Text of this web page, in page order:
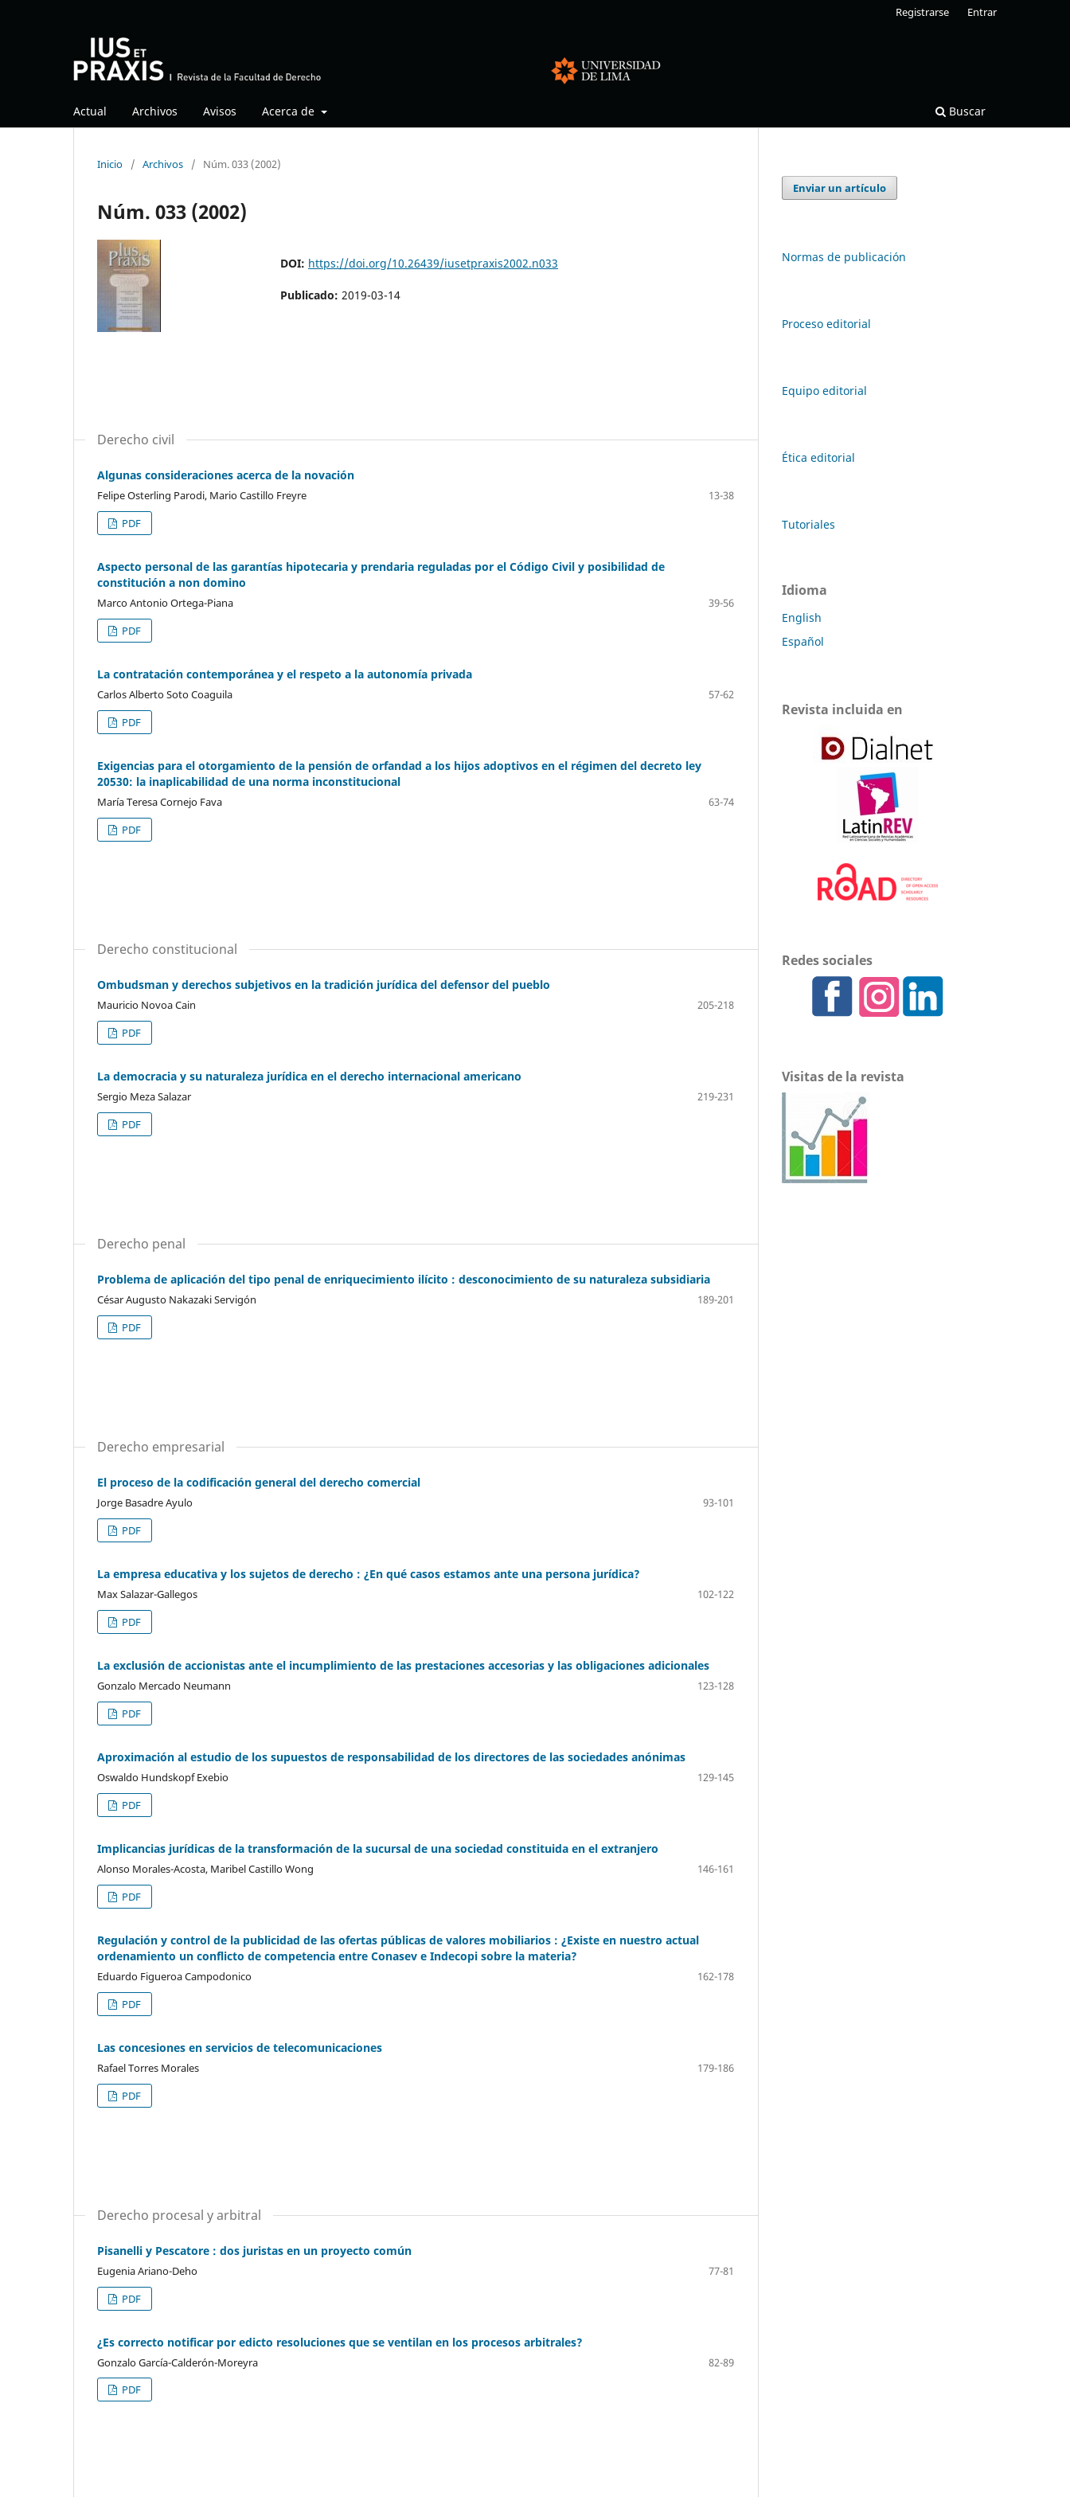
Actual Archivos Avisos Acerca de Buscar
Registrarse Entrar
Inicio / Archivos / Núm. 033 (2002)
Núm. 033 (2002)
DOI: https://doi.org/10.26439/iusetpraxis2002.n033
Publicado: 2019-03-14
Derecho civil
Algunas consideraciones acerca de la novación
Felipe Osterling Parodi, Mario Castillo Freyre
13-38
PDF
Aspecto personal de las garantías hipotecaria y prendaria reguladas por el Código Civil y posibilidad de
constitución a non domino
Marco Antonio Ortega-Piana
39-56
PDF
La contratación contemporánea y el respeto a la autonomía privada
Carlos Alberto Soto Coaguila
57-62
PDF
Exigencias para el otorgamiento de la pensión de orfandad a los hijos adoptivos en el régimen del decreto ley
20530: la inaplicabilidad de una norma inconstitucional
María Teresa Cornejo Fava
63-74
PDF
Derecho constitucional
Ombudsman y derechos subjetivos en la tradición jurídica del defensor del pueblo
Mauricio Novoa Cain
205-218
PDF
La democracia y su naturaleza jurídica en el derecho internacional americano
Sergio Meza Salazar
219-231
PDF
Derecho penal
Problema de aplicación del tipo penal de enriquecimiento ilícito : desconocimiento de su naturaleza subsidiaria
César Augusto Nakazaki Servigón
189-201
PDF
Derecho empresarial
El proceso de la codificación general del derecho comercial
Jorge Basadre Ayulo
93-101
PDF
La empresa educativa y los sujetos de derecho : ¿En qué casos estamos ante una persona jurídica?
Max Salazar-Gallegos
102-122
PDF
La exclusión de accionistas ante el incumplimiento de las prestaciones accesorias y las obligaciones adicionales
Gonzalo Mercado Neumann
123-128
PDF
Aproximación al estudio de los supuestos de responsabilidad de los directores de las sociedades anónimas
Oswaldo Hundskopf Exebio
129-145
PDF
Implicancias jurídicas de la transformación de la sucursal de una sociedad constituida en el extranjero
Alonso Morales-Acosta, Maribel Castillo Wong
146-161
PDF
Regulación y control de la publicidad de las ofertas públicas de valores mobiliarios : ¿Existe en nuestro actual
ordenamiento un conflicto de competencia entre Conasev e Indecopi sobre la materia?
Eduardo Figueroa Campodonico
162-178
PDF
Las concesiones en servicios de telecomunicaciones
Rafael Torres Morales
179-186
PDF
Derecho procesal y arbitral
Pisanelli y Pescatore : dos juristas en un proyecto común
Eugenia Ariano-Deho
77-81
PDF
¿Es correcto notificar por edicto resoluciones que se ventilan en los procesos arbitrales?
Gonzalo García-Calderón-Moreyra
82-89
PDF
Enviar un artículo
Normas de publicación
Proceso editorial
Equipo editorial
Ética editorial
Tutoriales
Idioma
English
Español
Revista incluida en
Redes sociales
Visitas de la revista